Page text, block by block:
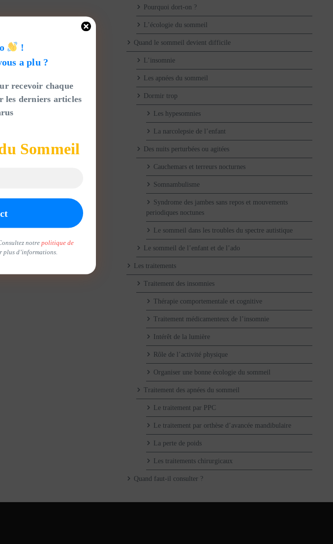
Pourquoi dort-on ?
L’écologie du sommeil
Quand le sommeil devient difficile
L’insomnie
Les apnées du sommeil
Dormir trop
Les hypesomnies
La narcolepsie de l’enfant
Des nuits perturbées ou agitées
Cauchemars et terreurs nocturnes
Somnambulisme
Syndrome des jambes sans repos et mouvements
periodiques noctunes
Le sommeil dans les troubles du spectre autistique
Le sommeil de l’enfant et de l’ado
Les traitements
Traitement des insomnies
Thérapie comportementale et cognitive
Traitement médicamenteux de l’insomnie
Intérêt de la lumière
Rôle de l’activité physique
Organiser une bonne écologie du sommeil
Traitement des apnées du sommeil
Le traitement par PPC
Le traitement par orthèse d’avancée mandibulaire
La perte de poids
Les traitements chirurgicaux
Quand faut-il consulter ?
!
a plu ?
recevoir chaque
les derniers articles
Sommeil
notre politique de
plus d’informations.